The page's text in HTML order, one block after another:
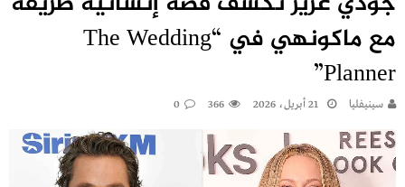
مع ماكونهي في “The Wedding
Planner”
سينيفليا 21 أبريل، 2026 366
0